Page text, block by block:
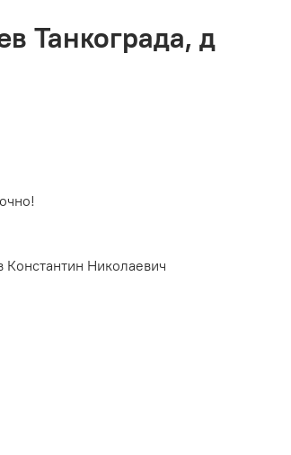
Танкограда, д
Николаевич